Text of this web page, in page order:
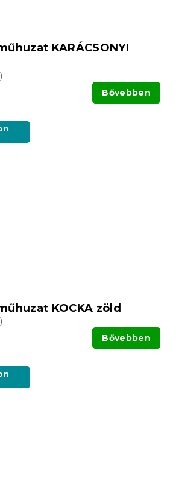
KARÁCSONYI
Bővebben
KOCKA zöld
Bővebben